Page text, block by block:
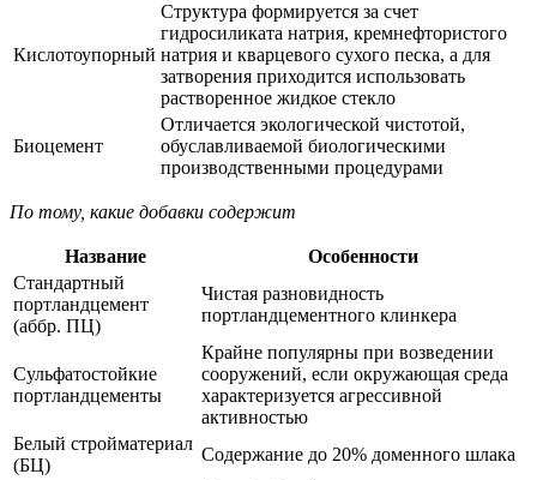
Кислотоупорный
Структура формируется за счет
гидросиликата натрия, кремнефтористого
натрия и кварцевого сухого песка, а для
затворения приходится использовать
растворенное жидкое стекло
Биоцемент
Отличается экологической чистотой,
обуславливаемой биологическими
производственными процедурами
По тому, какие добавки содержит
Название
Особенности
Стандартный
портландцемент
(аббр. ПЦ)
Чистая разновидность
портландцементного клинкера
Сульфатостойкие
портландцементы
Крайне популярны при возведении
сооружений, если окружающая среда
характеризуется агрессивной
активностью
Белый стройматериал
(БЦ)
Содержание до 20% доменного шлака